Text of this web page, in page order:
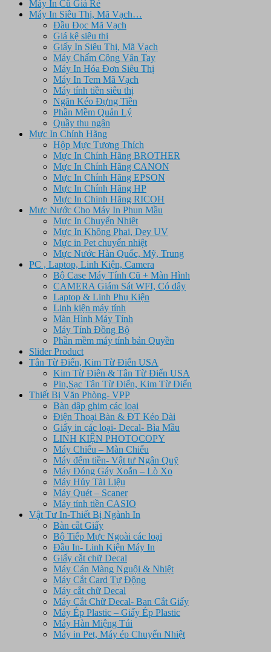
Máy In Cũ Giá Rẻ
Máy In Siêu Thị, Mã Vạch…
Đầu Đọc Mã Vạch
Giá kệ siêu thị
Giấy In Siêu Thị, Mã Vạch
Máy Chấm Công Vân Tay
Máy In Hóa Đơn Siêu Thị
Máy In Tem Mã Vạch
Máy tính tiền siêu thị
Ngăn Kéo Đựng Tiền
Phần Mềm Quản Lý
Quầy thu ngân
Mực In Chính Hãng
Hộp Mực Tương Thích
Mực In Chính Hãng BROTHER
Mực In Chính Hãng CANON
Mực In Chính Hãng EPSON
Mực In Chính Hãng HP
Mực In Chinh Hãng RICOH
Mưc Nước Cho Máy In Phun Mầu
Mực In Chuyển Nhiêt
Mực In Không Phai, Dey UV
Mực in Pet chuyển nhiệt
Mực Nước Hàn Quốc, Mỹ, Trung
PC , Laptop, Linh Kiện, Camera
Bộ Case Máy Tính Cũ + Màn Hình
CAMERA Giám Sát WFI, Có dây
Laptop & Linh Phụ Kiện
Linh kiện máy tính
Màn Hình Máy Tính
Máy Tính Đồng Bộ
Phần mềm máy tính bản Quyền
Slider Product
Tân Từ Điển, Kim Từ Điển USA
Kim Từ Điên & Tân Từ Điển USA
Pin,Sạc Tân Từ Điển, Kim Từ Điển
Thiết Bị Văn Phòng- VPP
Bàn dập ghim các loại
Điện Thoại Bàn & ĐT Kéo Dài
Giấy in các loại- Decal- Bìa Mầu
LINH KIỆN PHOTOCOPY
Máy Chiếu – Màn Chiếu
Máy đếm tiền- Vật tư Ngân Quỹ
Máy Đóng Gáy Xoắn – Lò Xo
Máy Hủy Tài Liệu
Máy Quét – Scaner
Máy tính tiền CASIO
Vật Tư In-Thiết Bị Ngành In
Bàn cắt Giấy
Bộ Tiếp Mực Ngoài các loại
Đầu In- Linh Kiện Máy In
Giấy cắt chữ Decal
Máy Cán Màng Nguội & Nhiệt
Máy Cắt Card Tự Động
Máy cắt chữ Decal
Máy Cắt Chữ Decal- Ban Cắt Giấy
Máy Ép Plastic – Giấy Ép Plastic
Máy Hàn Miệng Túi
Máy in Pet, Máy ép Chuyển Nhiệt